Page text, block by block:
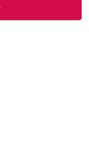
時間でできるオークション